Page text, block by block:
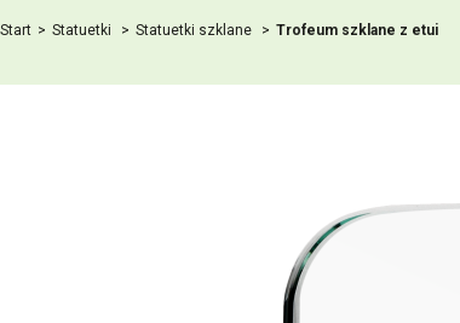
Start Statuetki Statuetki szklane Trofeum szklane z etui